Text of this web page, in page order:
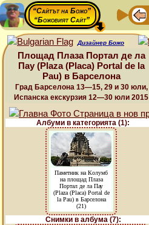
“Сайтът на Божо”
“Божовият Сайт”
Дизайнер Божо
Площад Плаза Портал де ла
Пау (Plaza (Placa) Portal de la
Pau) в Барселона
Град Барселона 13—15, 29 и 30 юли,
Испанска екскурзия 12—30 юли 2015
Албуми в категорията (1):
Паметник на Колумб
на площад Плаза
Портал де ла Пау
(Plaza (Placa) Portal de
la Pau) в Барселона
(21)
Снимки в албума (7):